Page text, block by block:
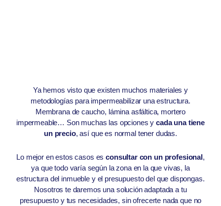
Ya hemos visto que existen muchos materiales y
metodologías para impermeabilizar una estructura.
Membrana de caucho, lámina asfáltica, mortero
impermeable… Son muchas las opciones ycada una tiene
un precio, así que es normal tener dudas.
Lo mejor en estos casos esconsultar con un profesional,
ya que todo varía según la zona en la que vivas, la
estructura del inmueble y el presupuesto del que dispongas.
Nosotros te daremos una solución adaptada a tu
presupuesto y tus necesidades, sin ofrecerte nada que no